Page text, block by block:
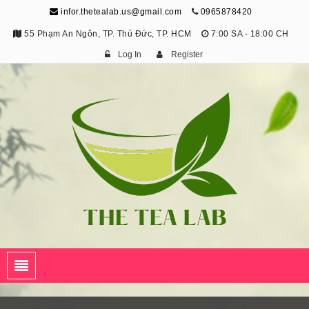
infor.thetealab.us@gmail.com 0965878420
55 Phạm An Ngôn, TP. Thủ Đức, TP. HCM 7:00 SA - 18:00 CH
Log In Register